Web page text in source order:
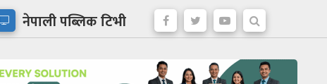
नेपाली पब्लिक टिभी